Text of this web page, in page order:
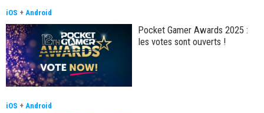
iOS + Android
Pocket Gamer Awards 2025 :
les votes sont ouverts !
iOS + Android